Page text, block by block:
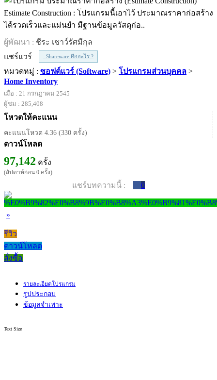
Estimate Construction : โปรแกรมนี้เอาไว้ ประมาณราคาก่อสร้าง
ได้รวดเร็วและแม่นยำ มีฐานข้อมูลวัสดุก่อ..
ผู้พัฒนา : ชีระ เชาว์รัศมีกุล
แชร์แวร์
Shareware คืออะไร ?
หมวดหมู่ : ซอฟต์แวร์ (Software) > โปรแกรมส่วนบุคคล >
Home Inventory
เมื่อ : 21 กรกฎาคม 2545
ผู้ชม : 285,408
โหวตให้คะแนน
คะแนนโหวต 4.36 (330 ครั้ง)
ดาวน์โหลด
97,142 ครั้ง
(สัปดาห์ก่อน 0 ครั้ง)
แชร์บทความนี้ : 0
»
รีวิว
ดาวน์โหลด
สั่งซื้อ
รายละเอียดโปรแกรม
รูปประกอบ
ข้อมูลจำเพาะ
Text Size